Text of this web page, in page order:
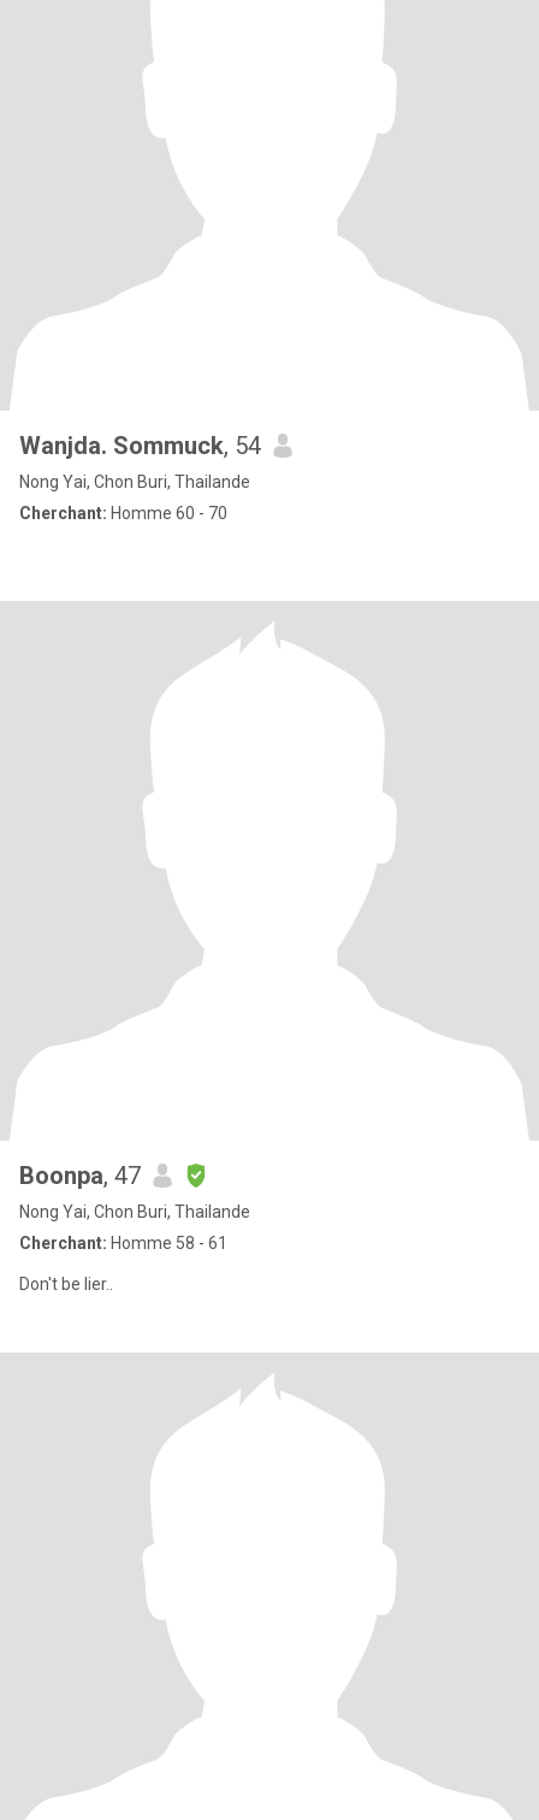
Wanjda. Sommuck, 54
Nong Yai, Chon Buri, Thailande
Cherchant: Homme 60 - 70
Boonpa, 47
Nong Yai, Chon Buri, Thailande
Cherchant: Homme 58 - 61
Don't be lier..